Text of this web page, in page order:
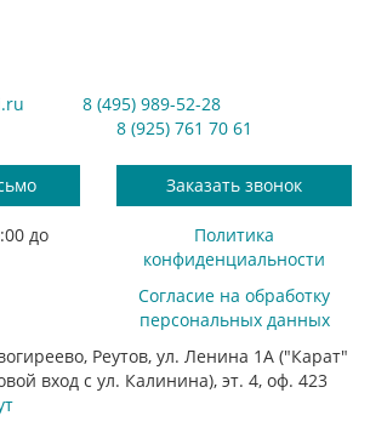
8 (495) 989-52-28
8 (925) 761 70 61
Заказать звонок
до
Политика
конфиденциальности
Согласие на обработку
персональных данных
Реутов, ул. Ленина 1А ("Карат"
вход с ул. Калинина), эт. 4, оф. 423